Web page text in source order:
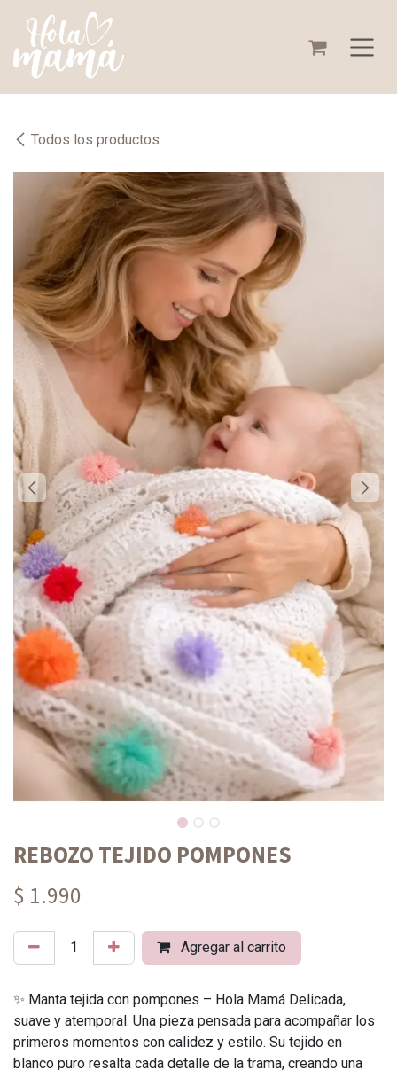
Todos los productos
REBOZO TEJIDO POMPONES
$ 1.990
Agregar al carrito
✨ Manta tejida con pompones – Hola Mamá Delicada,
suave y atemporal. Una pieza pensada para acompañar los
primeros momentos con calidez y estilo. Su tejido en
blanco puro resalta cada detalle de la trama, creando una